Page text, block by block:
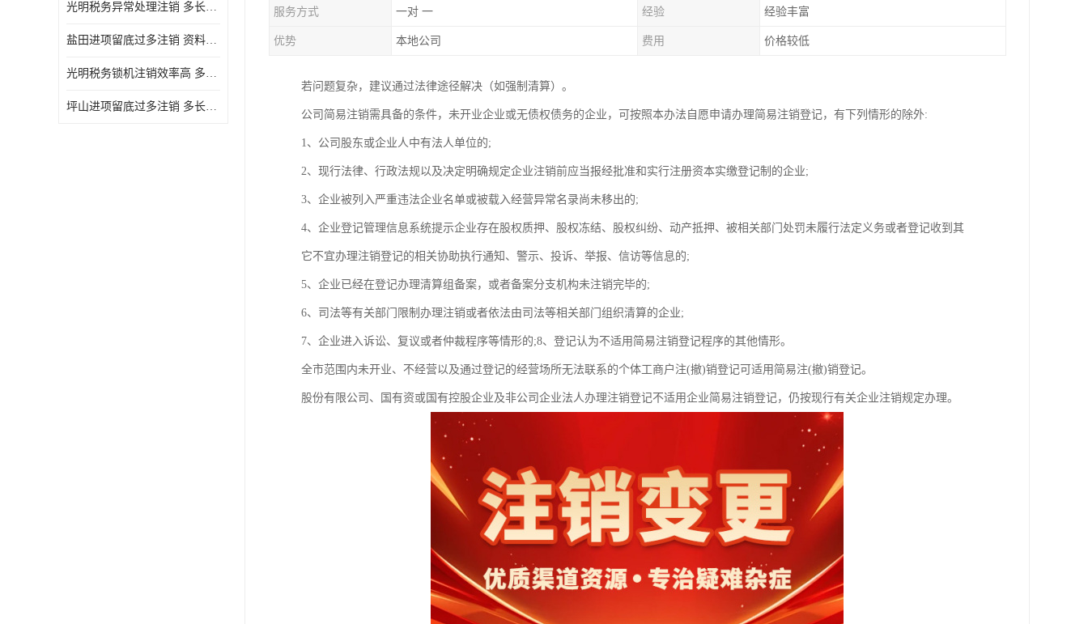
光明税务异常处理注销 多长时间弄好 要什么资料 罗湖公司倒闭注销时间多久
盐田进项留底过多注销 资料清单 速度快 华强北公司注销厂家电话
光明税务锁机注销效率高 多久办好 大鹏公司不经营了注销厂家电话
坪山进项留底过多注销 多长时间弄好 效率高 罗湖公司清算注销厂家批发
服务方式 一对 一 经验 经验丰富
优势 本地公司 费用 价格较低
若问题复杂，建议通过法律途径解决（如强制清算）。
公司简易注销需具备的条件，未开业企业或无债权债务的企业，可按照本办法自愿申请办理简易注销登记，有下列情形的除外:
1、公司股东或企业人中有法人单位的;
2、现行法律、行政法规以及决定明确规定企业注销前应当报经批准和实行注册资本实缴登记制的企业;
3、企业被列入严重违法企业名单或被载入经营异常名录尚未移出的;
4、企业登记管理信息系统提示企业存在股权质押、股权冻结、股权纠纷、动产抵押、被相关部门处罚未履行法定义务或者登记收到其
它不宜办理注销登记的相关协助执行通知、警示、投诉、举报、信访等信息的;
5、企业已经在登记办理清算组备案，或者备案分支机构未注销完毕的;
6、司法等有关部门限制办理注销或者依法由司法等相关部门组织清算的企业;
7、企业进入诉讼、复议或者仲裁程序等情形的;8、登记认为不适用简易注销登记程序的其他情形。
全市范围内未开业、不经营以及通过登记的经营场所无法联系的个体工商户注(撤)销登记可适用简易注(撤)销登记。
股份有限公司、国有资或国有控股企业及非公司企业法人办理注销登记不适用企业简易注销登记，仍按现行有关企业注销规定办理。